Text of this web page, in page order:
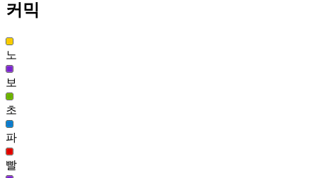
맑음 한 스푼 헤어(여)
107
갤럭시 헤어(남)
57,005
108
슈퍼스타 헤어(여)
56,756
109
커믹
노
보
초
파
빨